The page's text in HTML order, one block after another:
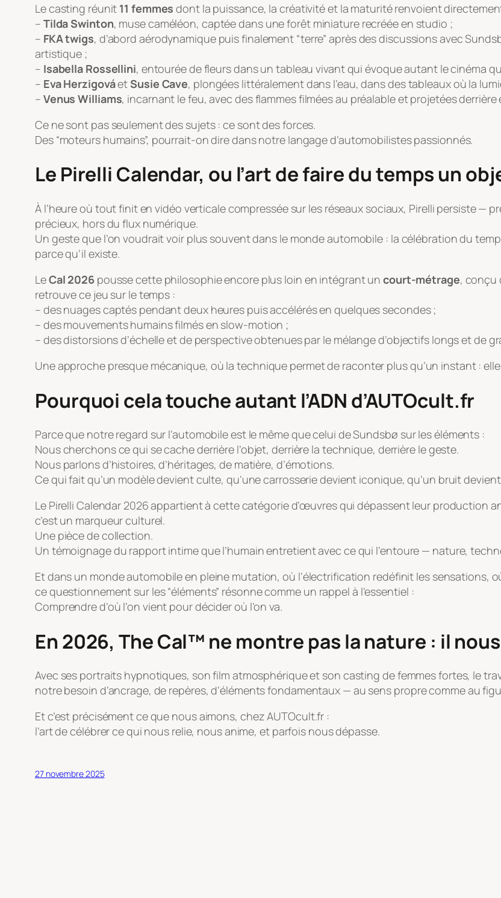
Le casting réunit 11 femmes dont la puissance, la créativité et la maturité renvoient
– Tilda Swinton, muse caméléon, captée dans une forêt miniature recréée en studio ;
– FKA twigs, d’abord aérodynamique puis finalement “terre” après des discussions avec
artistique ;
– Isabella Rossellini, entourée de fleurs dans un tableau vivant qui évoque autant le cinéma
– Eva HerzigováetSusie Cave, plongées littéralement dans l’eau, dans des tableaux où la
– Venus Williams, incarnant le feu, avec des flammes filmées au préalable et projetées
Ce ne sont pas seulement des sujets : ce sont des forces.
Des “moteurs humains”, pourrait-on dire dans notre langage d’automobilistes passionnés.
Le Pirelli Calendar, ou l’art de faire du temps un
À l’heure où tout finit en vidéo verticale compressée sur les réseaux sociaux, Pirelli persiste —
précieux, hors du flux numérique.
Un geste que l’on voudrait voir plus souvent dans le monde automobile : la célébration du
parce qu’il existe.
LeCal 2026pousse cette philosophie encore plus loin en intégrant uncourt-métrage, conçu
retrouve ce jeu sur le temps :
– des nuages captés pendant deux heures puis accélérés en quelques secondes ;
– des mouvements humains filmés en slow-motion ;
– des distorsions d’échelle et de perspective obtenues par le mélange d’objectifs longs et de
Une approche presque mécanique, où la technique permet de raconter plus qu’un instant :
Pourquoi cela touche autant l’ADN d’AUTOcult.fr
Parce que notre regard sur l’automobile est le même que celui de Sundsbø sur les éléments :
Nous cherchons ce qui se cache derrière l’objet, derrière la technique, derrière le geste.
Nous parlons d’histoires, d’héritages, de matière, d’émotions.
Ce qui fait qu’un modèle devient culte, qu’une carrosserie devient iconique, qu’un bruit
Le Pirelli Calendar 2026 appartient à cette catégorie d’œuvres qui dépassent leur production
c’est un marqueur culturel.
Une pièce de collection.
Un témoignage du rapport intime que l’humain entretient avec ce qui l’entoure — nature,
Et dans un monde automobile en pleine mutation, où l’électrification redéfinit les sensations,
ce questionnement sur les “éléments” résonne comme un rappel à l’essentiel :
Comprendre d’où l’on vient pour décider où l’on va.
En 2026, The Cal™ ne montre pas la nature : il
Avec ses portraits hypnotiques, son film atmosphérique et son casting de femmes fortes, le
notre besoin d’ancrage, de repères, d’éléments fondamentaux — au sens propre comme au
Et c’est précisément ce que nous aimons, chez AUTOcult.fr :
l’art de célébrer ce qui nous relie, nous anime, et parfois nous dépasse.
27 novembre 2025